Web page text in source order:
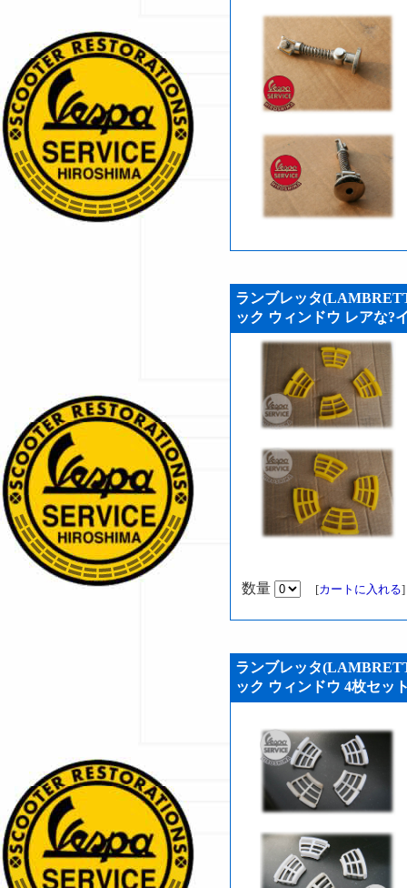
ランブレッタ
ック ウィンドウ レアな?
数量 [カートに入れる
ランブレッタ
ック ウィンドウ 4枚セッ